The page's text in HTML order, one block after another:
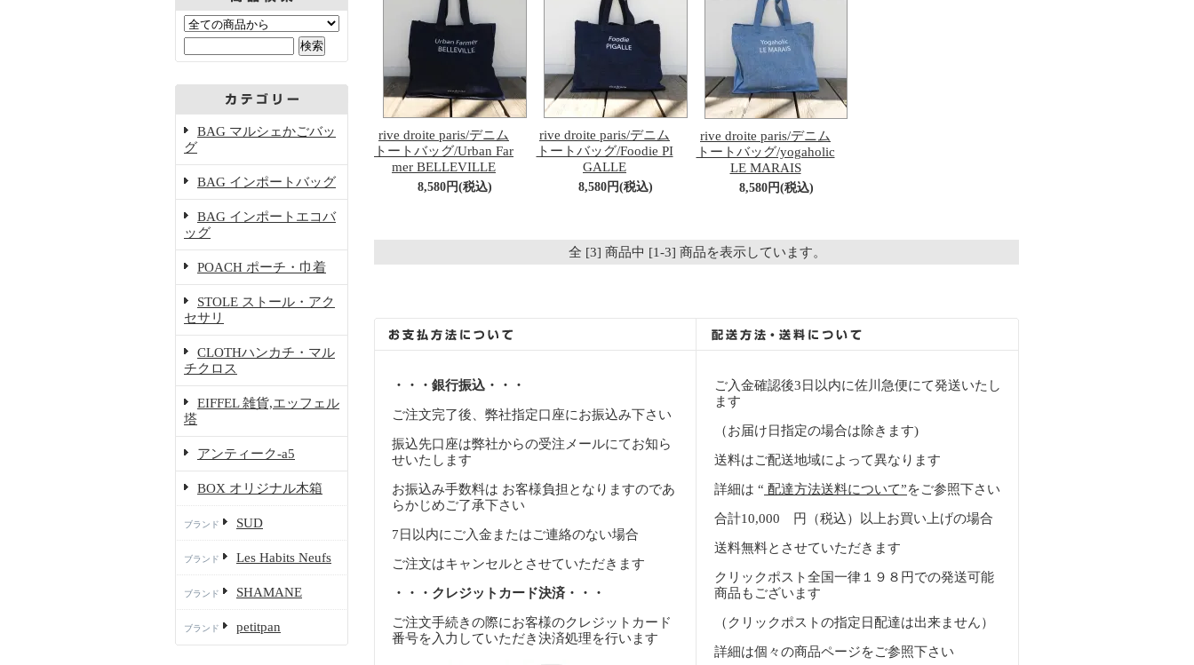
BAG マルシェかごバッ
グ
BAG インポートバッグ
BAG インポートエコバ
ッグ
POACH ポーチ・巾着
STOLE ストール・アク
セサリ
CLOTHハンカチ・マル
チクロス
EIFFEL 雑貨,エッフェル
塔
アンティーク-a5
BOX オリジナル木箱
ブランド SUD
ブランド Les Habits Neufs
ブランド SHAMANE
ブランド petitpan
rive droite paris/デニム
トートバッグ/Urban Far
mer BELLEVILLE
8,580円(税込)
rive droite paris/デニム
トートバッグ/Foodie PI
GALLE
8,580円(税込)
rive droite paris/デニム
トートバッグ/yogaholic
LE MARAIS
8,580円(税込)
全 [3] 商品中 [1-3] 商品を表示しています。
・・・銀行振込・・・
ご注文完了後、弊社指定口座にお振込み下さい
振込先口座は弊社からの受注メールにてお知ら
せいたします
お振込み手数料は お客様負担となりますのであ
らかじめご了承下さい
7日以内にご入金またはご連絡のない場合
ご注文はキャンセルとさせていただきます
・・・クレジットカード決済・・・
ご注文手続きの際にお客様のクレジットカード
番号を入力していただき決済処理を行います
ご入金確認後3日以内に佐川急便にて発送いたし
ます
（お届け日指定の場合は除きます)
送料はご配送地域によって異なります
詳細は “ 配達方法送料について”をご参照下さい
合計10,000 円（税込）以上お買い上げの場合
送料無料とさせていただきます
クリックポスト全国一律１９８円での発送可能
商品もございます
（クリックポストの指定日配達は出来ません）
詳細は個々の商品ページをご参照下さい